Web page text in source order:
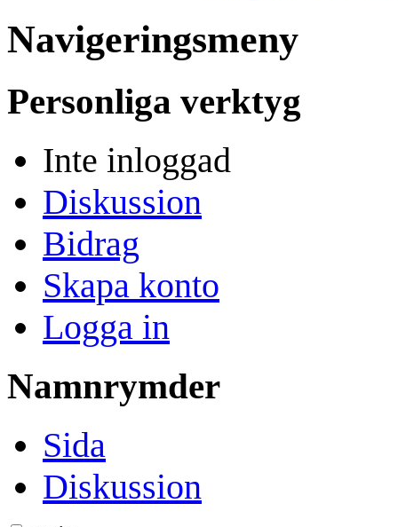
Navigeringsmeny
Personliga verktyg
Inte inloggad
Diskussion
Bidrag
Skapa konto
Logga in
Namnrymder
Sida
Diskussion